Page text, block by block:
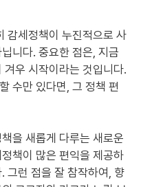
감세정책이 누진적으로 사
니다. 중요한 점은, 지금
우 시작이라는 것입니다.
수만 있다면, 그 정책 편
을 새롭게 다루는 새로운
책이 많은 편익을 제공하
그런 점을 잘 참작하여, 향